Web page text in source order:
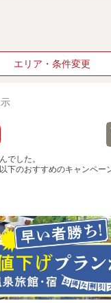
エリア・ 条件変更
でした。
下のおすすめのキャンペー